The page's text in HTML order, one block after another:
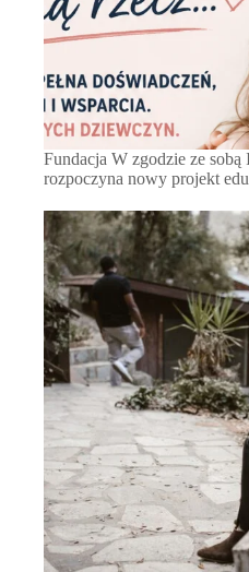
Fundacja W zgodzie ze
rozpoczyna nowy projekt